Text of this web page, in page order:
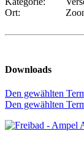
Ort:
Downloads
Den gewählten
Den gewählten